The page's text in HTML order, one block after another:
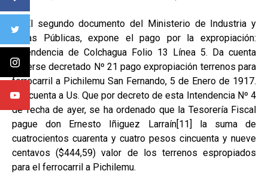
2) El segundo documento del Ministerio de Industria y
Obras Públicas, expone el pago por la expropiación:
“Intendencia de Colchagua Folio 13 Línea 5. Da cuenta
haberse decretado Nº 21 pago expropiación terrenos para
ferrocarril a Pichilemu San Fernando, 5 de Enero de 1917.
Doi cuenta a Us. Que por decreto de esta Intendencia Nº 4
de fecha de ayer, se ha ordenado que la Tesorería Fiscal
pague don Ernesto Iñiguez Larraín[11] la suma de
cuatrocientos cuarenta y cuatro pesos cincuenta y nueve
centavos ($444,59) valor de los terrenos espropiados
para el ferrocarril a Pichilemu.